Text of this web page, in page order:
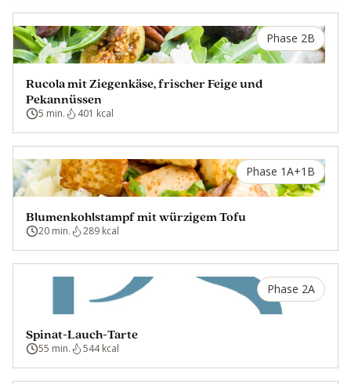
Phase 2B
Rucola mit Ziegenkäse, frischer Feige und
Pekannüssen
5 min. 401 kcal
Phase 1A+1B
Blumenkohlstampf mit würzigem Tofu
20 min. 289 kcal
Phase 2A
Spinat-Lauch-Tarte
55 min. 544 kcal